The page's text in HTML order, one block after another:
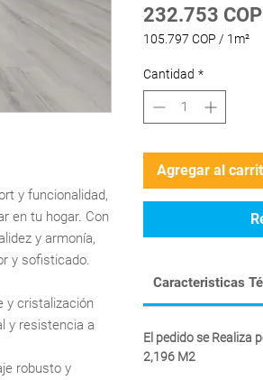
y funcionalidad,
en tu hogar. Con
y armonía,
y sofisticado.
y cristalización
y resistencia a
robusto y
232.753 COP
105.797 COP / 1m²
por
1
Metro
cuadrado
Cantidad *
Agregar al
Caracteristicas
El pedido se Realiza
2,196 M2